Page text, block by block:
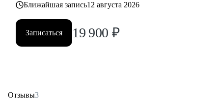
Ближайшая запись12 августа 2026
Записаться 19 900 ₽
Отзывы3